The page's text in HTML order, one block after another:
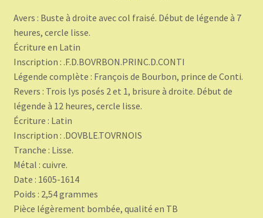
Avers : Buste à droite avec col fraisé. Début de légende à 7
heures, cercle lisse.
Écriture en Latin
Inscription : .F.D.BOVRBON.PRINC.D.CONTI
Légende complète : François de Bourbon, prince de Conti.
Revers : Trois lys posés 2 et 1, brisure à droite. Début de
légende à 12 heures, cercle lisse.
Écriture : Latin
Inscription : .DOVBLE.TOVRNOIS
Tranche : Lisse.
Métal : cuivre.
Date : 1605-1614
Poids : 2,54 grammes
Pièce légèrement bombée, qualité en TB